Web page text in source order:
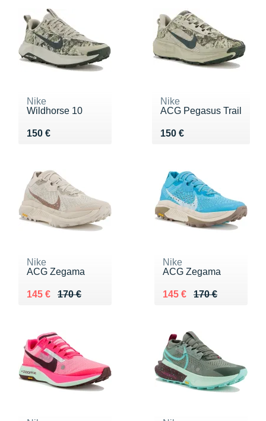
Nike
Wildhorse 10
150 €
Vendu 150 €
Nike
ACG Pegasus Trail
150 €
Vendu 150 €
Nike
ACG Zegama
170 €
Au lieu de 170 €
145 €
Vendu 145 €
Nike
ACG Zegama
170 €
Au lieu de 170 €
145 €
Vendu 145 €